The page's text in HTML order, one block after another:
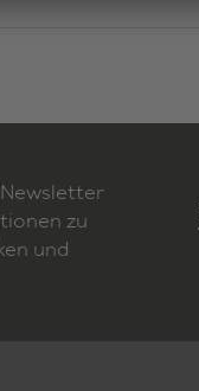
zu
und